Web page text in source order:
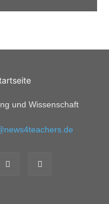
und Wissenschaft